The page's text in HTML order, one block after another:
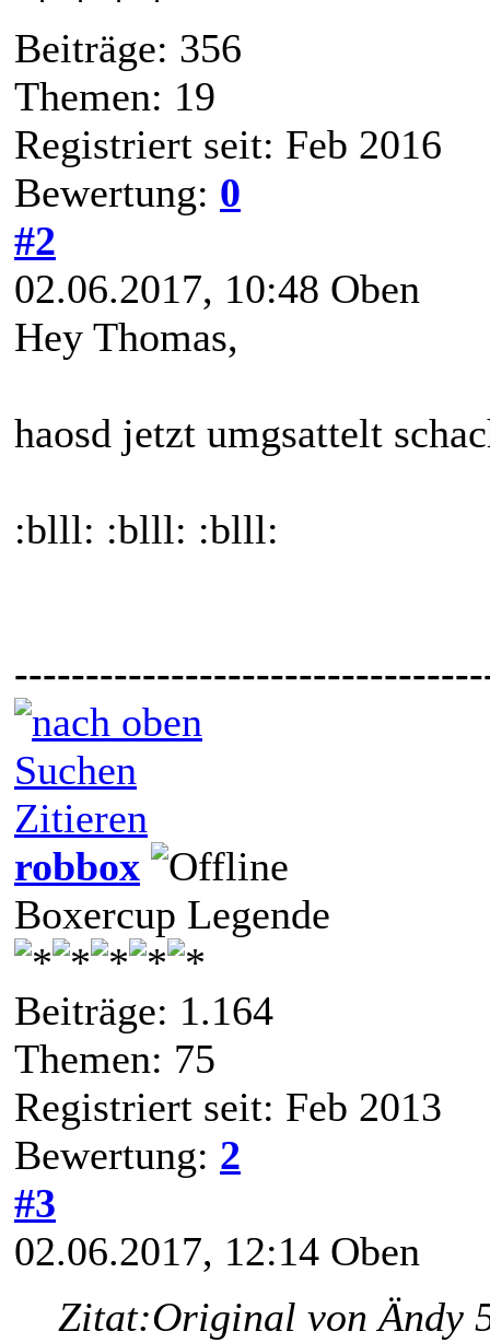
Beiträge: 356
Themen: 19
Registriert seit: Feb 2016
Bewertung: 0
#2
02.06.2017, 10:48 Oben
Hey Thomas,
haosd jetzt umgsattelt
:blll: :blll: :blll:
Suchen
Zitieren
robbox
Boxercup Legende
Beiträge: 1.164
Themen: 75
Registriert seit: Feb 2013
Bewertung: 2
#3
02.06.2017, 12:14 Oben
Zitat:Original von Ändy